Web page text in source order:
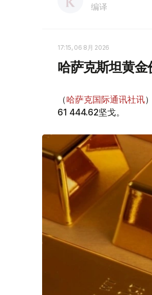
编译
17:15, 06 8月 2026
哈萨克斯坦黄
（哈萨克国际通讯社讯
61 444.62坚戈。